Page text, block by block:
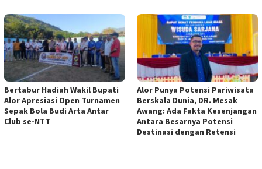
Bertabur Hadiah Wakil Bupati
Alor Apresiasi Open Turnamen
Sepak Bola Budi Arta Antar
Club se-NTT
Alor Punya Potensi Pariwisata
Berskala Dunia, DR. Mesak
Awang: Ada Fakta Kesenjangan
Antara Besarnya Potensi
Destinasi dengan Retensi